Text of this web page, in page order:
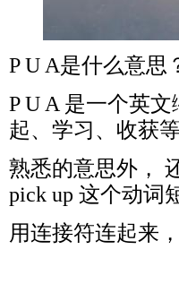
P U A是什么意思
P U A 是一个英
起、学习、收获
熟悉的意思外，
pick up 这个动词
用连接符连起来